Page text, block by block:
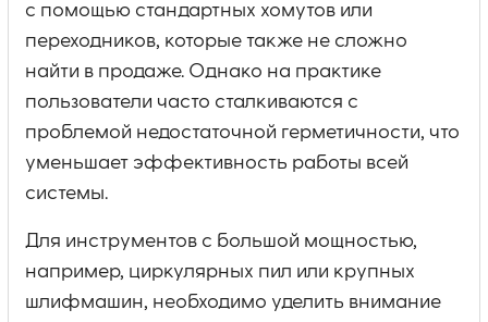
с помощью стандартных хомутов или
переходников, которые также не сложно
найти в продаже. Однако на практике
пользователи часто сталкиваются с
проблемой недостаточной герметичности, что
уменьшает эффективность работы всей
системы.
Для инструментов с большой мощностью,
например, циркулярных пил или крупных
шлифмашин, необходимо уделить внимание